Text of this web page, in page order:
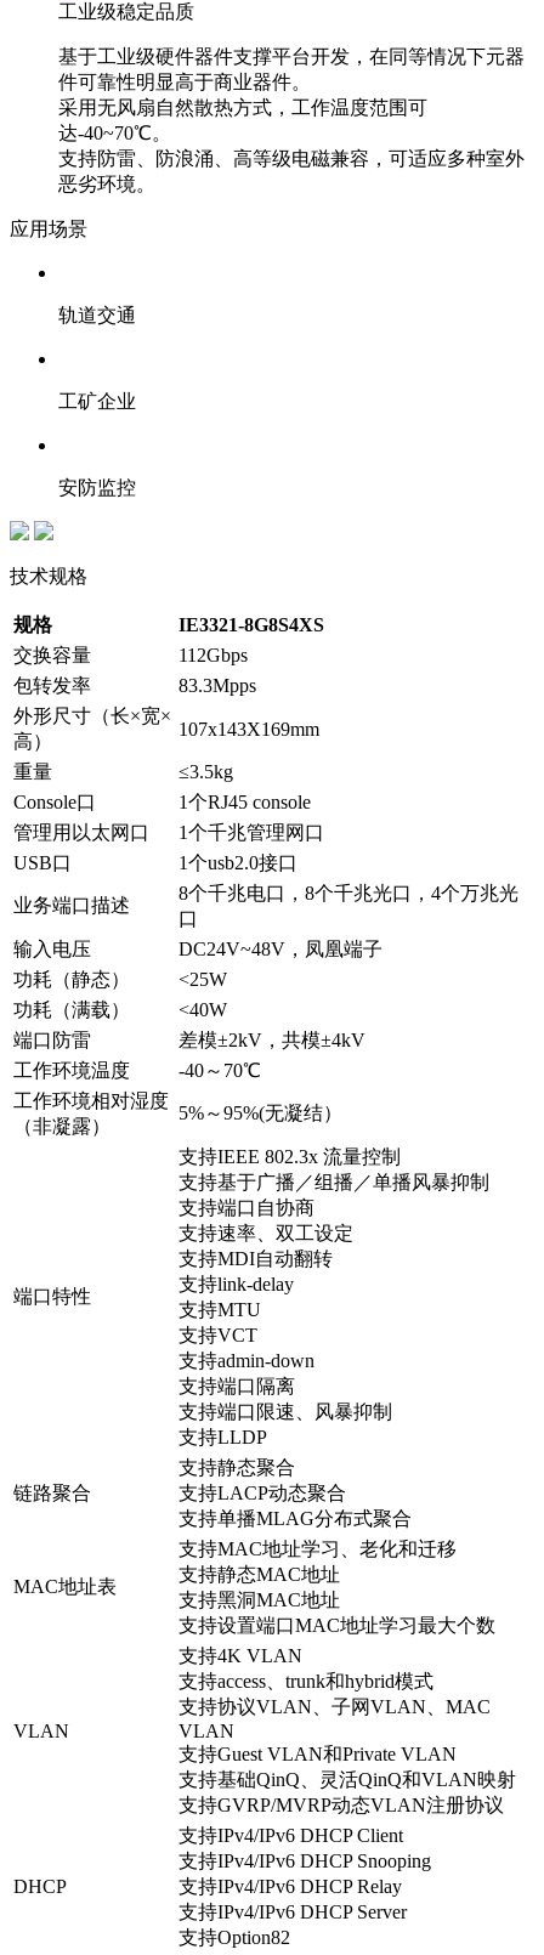
工业级稳定品质
基于工业级硬件器件支撑平台开发，在同等情况下元器
件可靠性明显高于商业器件。
采用无风扇自然散热方式，工作温度范围可
达-40~70℃。
支持防雷、防浪涌、高等级电磁兼容，可适应多种室外
恶劣环境。
应用场景
轨道交通
工矿企业
安防监控
技术规格
规格
IE3321-8G8S4XS
交换容量
112Gbps
包转发率
83.3Mpps
外形尺寸（长×宽×
高）
107x143X169mm
重量
≤3.5kg
Console口
1个RJ45 console
管理用以太网口
1个千兆管理网口
USB口
1个usb2.0接口
业务端口描述
8个千兆电口，8个千兆光口，4个万兆光
口
输入电压
DC24V~48V，凤凰端子
功耗（静态）
<25W
功耗（满载）
<40W
端口防雷
差模±2kV，共模±4kV
工作环境温度
-40～70℃
工作环境相对湿度
（非凝露）
5%～95%(无凝结）
端口特性
支持IEEE 802.3x 流量控制
支持基于广播／组播／单播风暴抑制
支持端口自协商
支持速率、双工设定
支持MDI自动翻转
支持link-delay
支持MTU
支持VCT
支持admin-down
支持端口隔离
支持端口限速、风暴抑制
支持LLDP
链路聚合
支持静态聚合
支持LACP动态聚合
支持单播MLAG分布式聚合
MAC地址表
支持MAC地址学习、老化和迁移
支持静态MAC地址
支持黑洞MAC地址
支持设置端口MAC地址学习最大个数
VLAN
支持4K VLAN
支持access、trunk和hybrid模式
支持协议VLAN、子网VLAN、MAC
VLAN
支持Guest VLAN和Private VLAN
支持基础QinQ、灵活QinQ和VLAN映射
支持GVRP/MVRP动态VLAN注册协议
DHCP
支持IPv4/IPv6 DHCP Client
支持IPv4/IPv6 DHCP Snooping
支持IPv4/IPv6 DHCP Relay
支持IPv4/IPv6 DHCP Server
支持Option82